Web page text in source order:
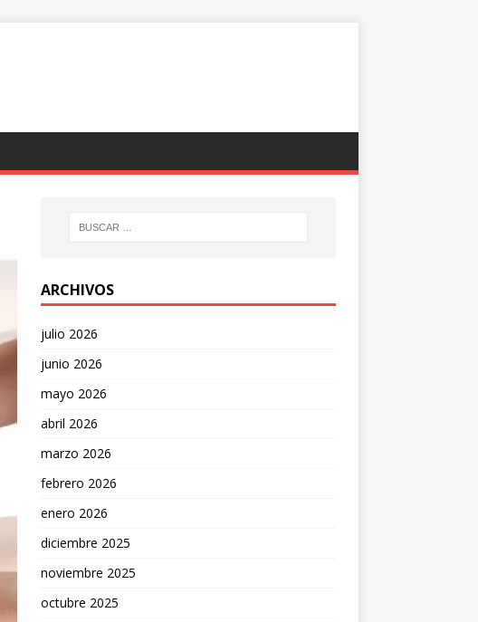
ARCHIVOS
julio 2026
junio 2026
mayo 2026
abril 2026
marzo 2026
febrero 2026
enero 2026
diciembre 2025
noviembre 2025
octubre 2025